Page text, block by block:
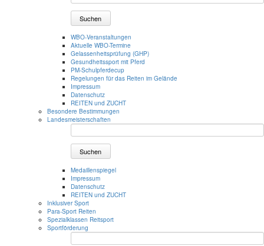
Suchen
WBO-Veranstaltungen
Aktuelle WBO-Termine
Gelassenheitsprüfung (GHP)
Gesundheitssport mit Pferd
PM-Schulpferdecup
Regelungen für das Reiten im Gelände
Impressum
Datenschutz
REITEN und ZUCHT
Besondere Bestimmungen
Landesmeisterschaften
Suchen
Medaillenspiegel
Impressum
Datenschutz
REITEN und ZUCHT
Inklusiver Sport
Para-Sport Reiten
Spezialklassen Reitsport
Sportförderung